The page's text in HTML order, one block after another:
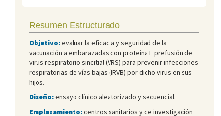
Resumen Estructurado
Objetivo:evaluar la eficacia y seguridad de la
vacunación a embarazadas con proteína F prefusión de
virus respiratorio sincitial (VRS) para prevenir infecciones
respiratorias de vías bajas (IRVB) por dicho virus en sus
hijos.
Diseño:ensayo clínico aleatorizado y secuencial.
Emplazamiento:centros sanitarios y de investigación